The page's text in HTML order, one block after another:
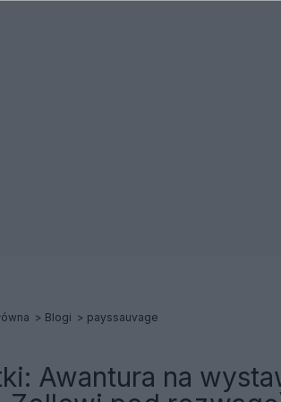
Blogi payssauvage
Awantura na